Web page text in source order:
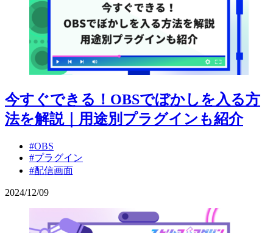
今すぐできる！OBSでぼかしを入る方
法を解説｜用途別プラグインも紹介
#OBS
#プラグイン
#配信画面
2024/12/09